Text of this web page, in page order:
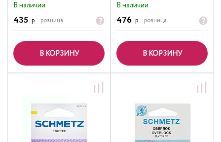
В наличии
435 р. розница
В КОРЗИНУ
В наличии
476 р. розница
В КОРЗИНУ